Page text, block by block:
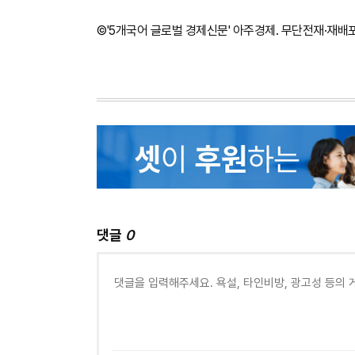
©'5개국어 글로벌 경제신문' 아주경제. 무단전재·재배
댓글 0